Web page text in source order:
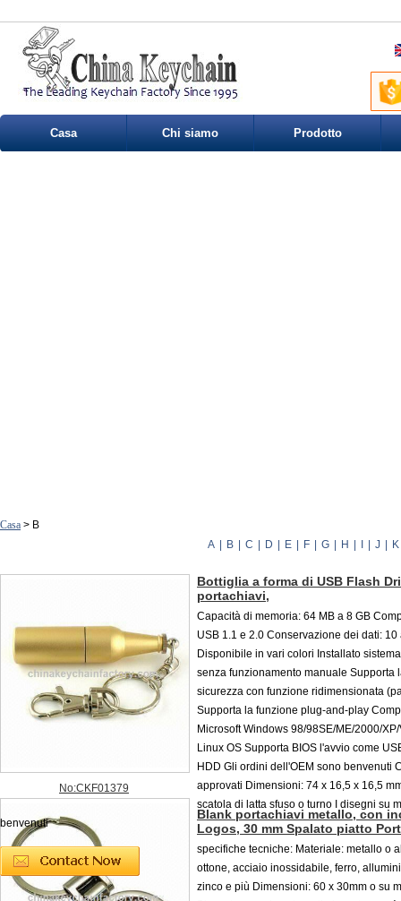
Casa Chi siamo Prodotto
Casa > B
A
B C D E F G H J K
No:CKF01379
Bottiglia a forma di USB Flash
portachiavi,
Capacità di memoria: 64 MB a 8 GB
USB 1.1 e 2.0 Conservazione dei dati: 10
Disponibile in vari colori Installato
senza funzionamento manuale Supporta
sicurezza con funzione ridimensionata
Supporta la funzione plug-and-play
Microsoft Windows 98/98SE/ME/2000/
Linux OS Supporta BIOS l'avvio come
HDD Gli ordini dell'OEM sono benvenuti
approvati Dimensioni: 74 x 16,5 x 16,5
scatola di latta sfuso o turno I disegni su
benvenuti
Blank portachiavi metallo, con
Logos, 30 mm Spalato piatto
specifiche tecniche: Materiale: metallo o
ottone, acciaio inossidabile, ferro,
zinco e più Dimensioni: 60 x 30mm o su